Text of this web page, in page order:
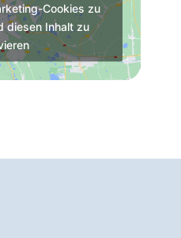
Cookies zu
diesen Inhalt zu